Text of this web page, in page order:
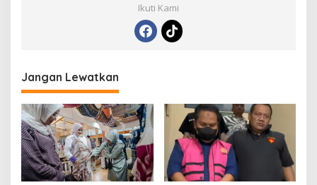
Ikuti Kami
Jangan Lewatkan